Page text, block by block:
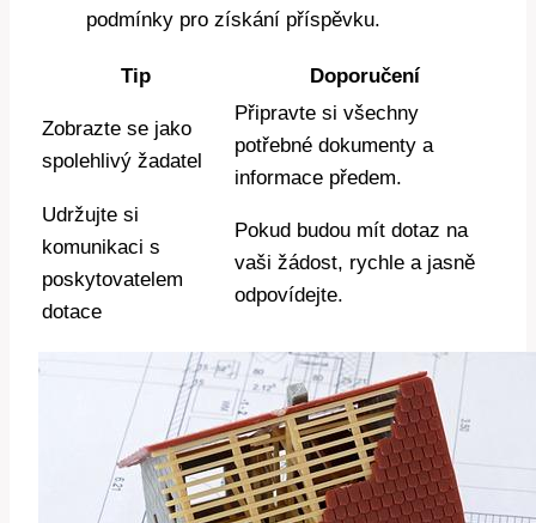
podmínky pro získání příspěvku.
Tip Doporučení
Zobrazte se jako
spolehlivý žadatel
Připravte si všechny
potřebné dokumenty a
informace předem.
Udržujte si
komunikaci s
poskytovatelem
dotace
Pokud budou mít dotaz na
vaši žádost, rychle a jasně
odpovídejte.